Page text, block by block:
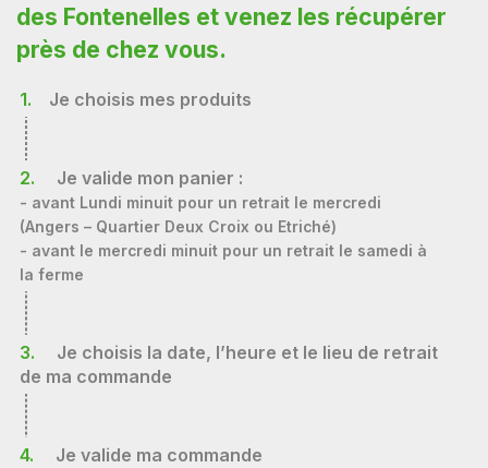
des Fontenelles et venez les récupérer
près de chez vous.
1. Je choisis mes produits
2. Je valide mon panier :
- avant Lundi minuit pour un retrait le mercredi
(Angers – Quartier Deux Croix ou Etriché)
- avant le mercredi minuit pour un retrait le samedi à
la ferme
3.
Je choisis la date, l’heure et le lieu de retrait
de ma commande
4. Je valide ma commande